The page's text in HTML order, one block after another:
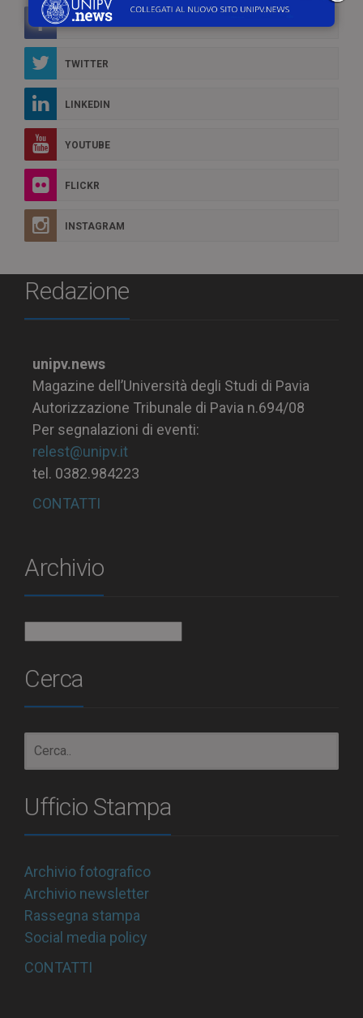
FACEBOOK
TWITTER
LINKEDIN
YOUTUBE
FLICKR
INSTAGRAM
Redazione
unipv.news
Magazine dell’Università degli Studi di Pavia
Autorizzazione Tribunale di Pavia n.694/08
Per segnalazioni di eventi:
relest@unipv.it
tel. 0382.984223
CONTATTI
Archivio
Cerca
Ufficio Stampa
Archivio fotografico
Archivio newsletter
Rassegna stampa
Social media policy
CONTATTI